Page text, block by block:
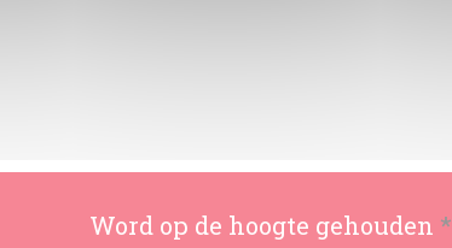
Word op de hoogte gehouden *